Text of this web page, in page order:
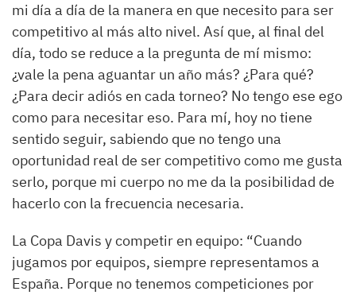
mi día a día de la manera en que necesito para ser
competitivo al más alto nivel. Así que, al final del
día, todo se reduce a la pregunta de mí mismo:
¿vale la pena aguantar un año más? ¿Para qué?
¿Para decir adiós en cada torneo? No tengo ese ego
como para necesitar eso. Para mí, hoy no tiene
sentido seguir, sabiendo que no tengo una
oportunidad real de ser competitivo como me gusta
serlo, porque mi cuerpo no me da la posibilidad de
hacerlo con la frecuencia necesaria.
La Copa Davis y competir en equipo: “Cuando
jugamos por equipos, siempre representamos a
España. Porque no tenemos competiciones por